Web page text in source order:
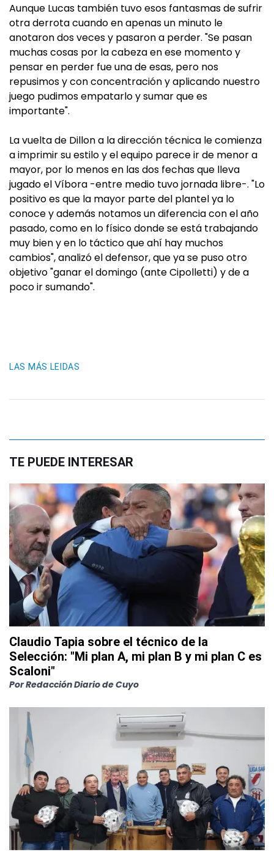
Aunque Lucas también tuvo esos fantasmas de sufrir
otra derrota cuando en apenas un minuto le
anotaron dos veces y pasaron a perder. "Se pasan
muchas cosas por la cabeza en ese momento y
pensar en perder fue una de esas, pero nos
repusimos y con concentración y aplicando nuestro
juego pudimos empatarlo y sumar que es
importante".
La vuelta de Dillon a la dirección técnica le comienza
a imprimir su estilo y el equipo parece ir de menor a
mayor, por lo menos en las dos fechas que lleva
jugado el Víbora -entre medio tuvo jornada libre-. "Lo
positivo es que la mayor parte del plantel ya lo
conoce y además notamos un diferencia con el año
pasado, como en lo físico donde se está trabajando
muy bien y en lo táctico que ahí hay muchos
cambios", analizó el defensor, que ya se puso otro
objetivo "ganar el domingo (ante Cipolletti) y de a
poco ir sumando".
LAS MÁS LEIDAS
TE PUEDE INTERESAR
Claudio Tapia sobre el técnico de la
Selección: "Mi plan A, mi plan B y mi plan C es
Scaloni"
PorRedacción Diario de Cuyo